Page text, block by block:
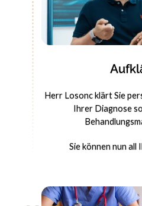
Herr Losonc klärt Sie
Ihrer Diagnose
Sie können nun all